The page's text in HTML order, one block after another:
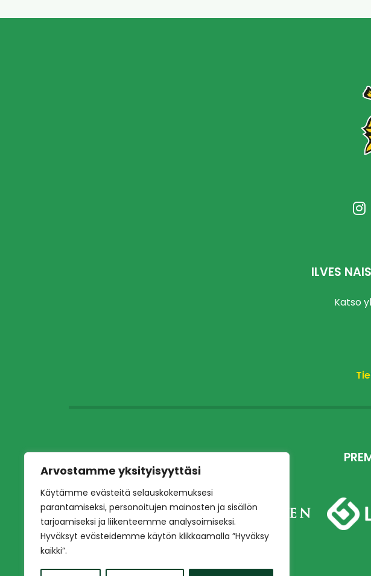
Arvostamme yksityisyyttäsi
Käytämme evästeitä selauskokemuksesi
parantamiseksi, personoitujen mainosten ja sisällön
tarjoamiseksi ja liikenteemme analysoimiseksi.
Hyväksyt evästeidemme käytön klikkaamalla ”Hyväksy
kaikki”.
ILVES
Katso